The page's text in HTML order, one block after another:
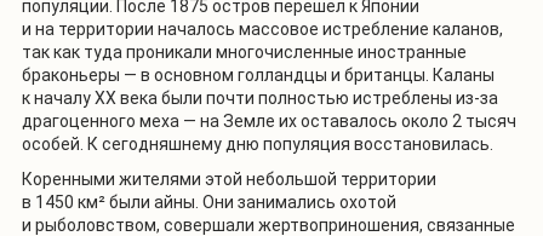
популяции. После 1875 остров перешел к Японии
и на территории началось массовое истребление каланов,
так как туда проникали многочисленные иностранные
браконьеры — в основном голландцы и британцы. Каланы
к началу XX века были почти полностью истреблены из-за
драгоценного меха — на Земле их оставалось около 2 тысяч
особей. К сегодняшнему дню популяция восстановилась.
Коренными жителями этой небольшой территории
в 1450 км² были айны. Они занимались охотой
и рыболовством, совершали жертвоприношения, связанные